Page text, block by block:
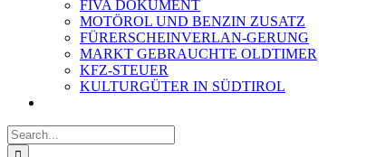
FIVA DOKUMENT
MOTÖROL UND BENZIN ZUSATZ
FÜRERSCHEINVERLAN-GERUNG
MARKT GEBRAUCHTE OLDTIMER
KFZ-STEUER
KULTURGÜTER IN SÜDTIROL
Search
for: